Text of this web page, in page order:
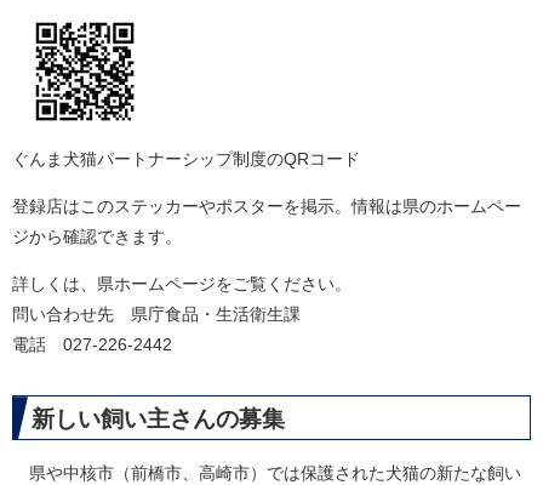
ぐんま犬猫パートナーシップ制度のQRコード
登録店はこのステッカーやポスターを掲示。情報は県のホームペー
ジから確認できます。
詳しくは、県ホームページをご覧ください。
問い合わせ先 県庁食品・生活衛生課
電話 027-226-2442
新しい飼い主さんの募集
県や中核市（前橋市、高崎市）では保護された犬猫の新たな飼い